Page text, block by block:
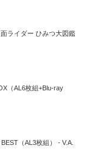
ライダー ひみつ大図鑑
（AL6枚組+Blu-ray
（AL3枚組） - V.A.